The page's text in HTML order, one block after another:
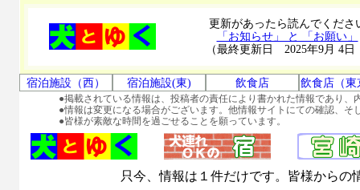
更新があったら読んでくださ
「お知らせ」 と 「お願い」
（最終更新日 2025年9月 4日
宿泊施設（西） 宿泊施設(東) 飲食店 飲食店（東
●掲載されている情報は、投稿者の責任により書かれた情報であり
●情報は変更になる場合がございます。他情報サイトにての確認、
●皆様が素敵な時間を過ごせることを願っています。
只今、情報は１件だけです。皆様からの